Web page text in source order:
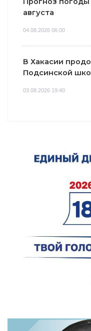
августа
04.08.2026 06:00
В Хакасии
Подсинской
03.08.2026 19:40